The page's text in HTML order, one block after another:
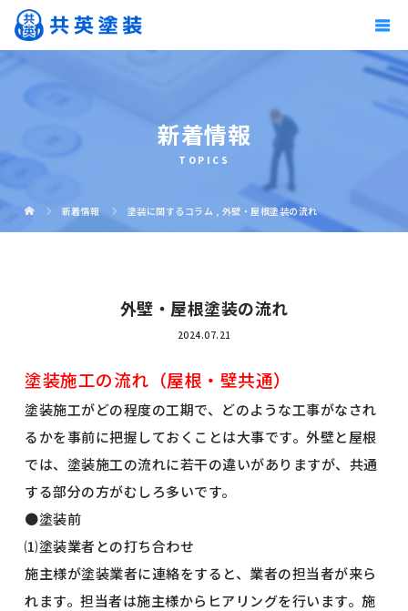
新着情報
TOPICS
新着情報 塗装に関するコラム , 外壁・屋根塗装の流れ
外壁・屋根塗装の流れ
2024.07.21
塗装施工の流れ（屋根・壁共通）
塗装施工がどの程度の工期で、どのような工事がなされ
るかを事前に把握しておくことは大事です。外壁と屋根
では、塗装施工の流れに若干の違いがありますが、共通
する部分の方がむしろ多いです。
●塗装前
⑴塗装業者との打ち合わせ
施主様が塗装業者に連絡をすると、業者の担当者が来ら
れます。担当者は施主様からヒアリングを行います。施